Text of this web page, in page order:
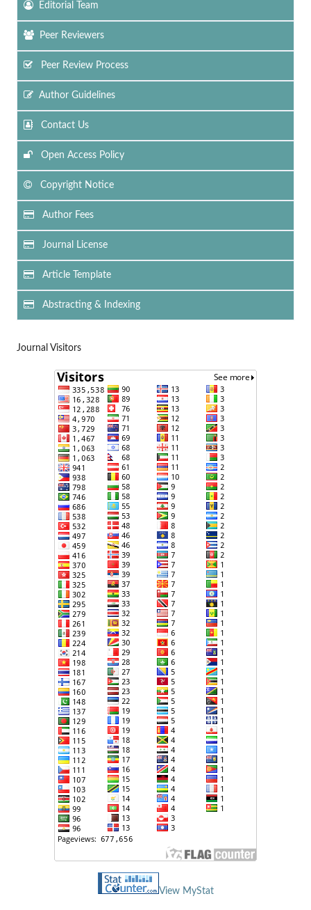
Editorial Team
Peer Reviewers
Peer Review Process
Author Guidelines
Contact Us
Open Access Policy
Copyright Notice
Author Fees
Journal License
Article Template
Abstracting & Indexing
Journal Visitors
View MyStat